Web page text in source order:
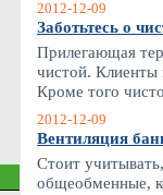
2012-12-09
Заботьтесь о
Прилегающая
чистой. Клиенты
Кроме того
2012-12-09
Вентиляция
Стоит
общеобменные,